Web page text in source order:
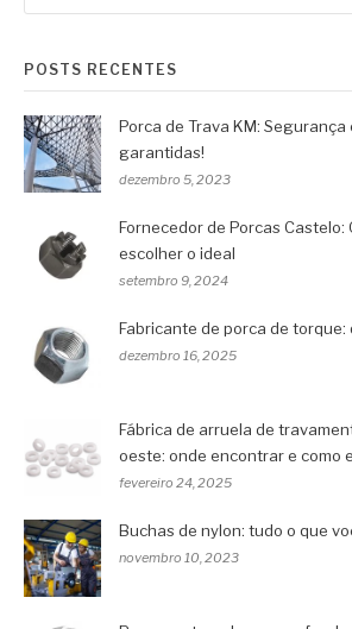
POSTS RECENTES
Porca de Trava KM:
garantidas!
dezembro 5, 2023
Fornecedor de Porcas
escolher o ideal
setembro 9, 2024
Fabricante de porca de torque:
dezembro 16, 2025
Fábrica de arruela de
oeste: onde encontrar e como
fevereiro 24, 2025
Buchas de nylon: tudo o que
novembro 10, 2023